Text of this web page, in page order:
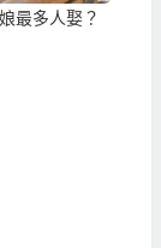
最多人娶？